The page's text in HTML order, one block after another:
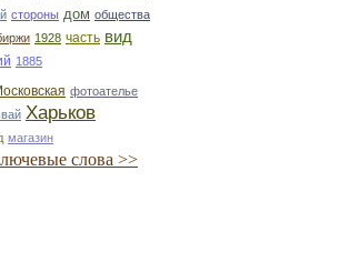
стороны дом общества
1928 часть вид
1885
фотоателье
Харьков
магазин
слова >>